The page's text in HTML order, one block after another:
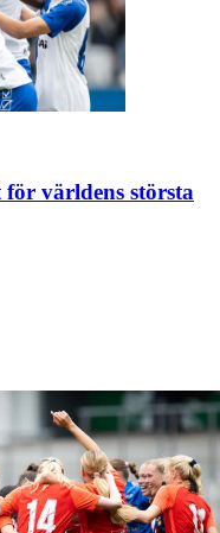
världens största